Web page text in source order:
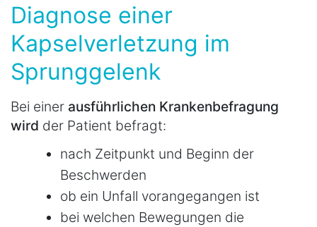
Diagnose einer
Kapselverletzung im
Sprunggelenk
Bei einer ausführlichen Krankenbefragung
wird der Patient befragt:
nach Zeitpunkt und Beginn der
Beschwerden
ob ein Unfall vorangegangen ist
bei welchen Bewegungen die